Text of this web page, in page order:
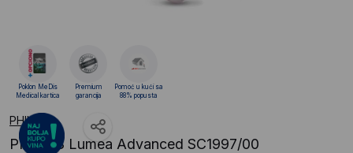
PHILIPS
PHILIPS Lumea Advanced SC1997/00
Poklon MeDis
Medical kartica
Premium
garancija
Pomoć u kući sa
88% popusta